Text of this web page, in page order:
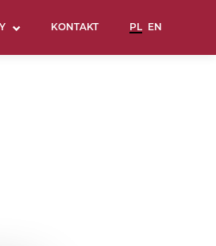
KONTAKT